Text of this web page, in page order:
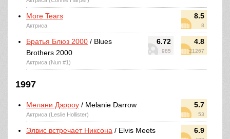
8.5
8
More Tears
Актриса
6.72
985
4.8
21267
Братья Блюз 2000 / Blues
Brothers 2000
Актриса (Nun #1)
1997
5.7
53
Мелани Дэрроу / Melanie Darrow
Актриса (Leslie Hollister)
6.9
Элвис встречает Никсона / Elvis Meets